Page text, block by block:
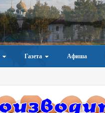
Газета Афиша